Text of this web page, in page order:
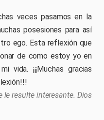
veces pasamos en la
posesiones para así
ego. Esta reflexión que
de como estoy yo en
¡¡¡Muchas gracias
le resulte interesante. Dios